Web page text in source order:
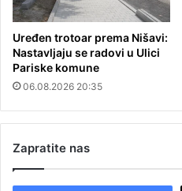
Uređen trotoar prema Nišavi:
Nastavljaju se radovi u Ulici
Pariske komune
06.08.2026 20:35
Zapratite nas